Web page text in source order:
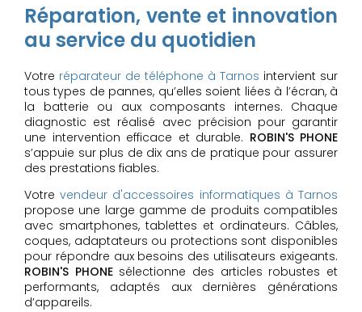
Réparation, vente et innovation
au service du quotidien
Votre réparateur de téléphone à Tarnos intervient sur
tous types de pannes, qu’elles soient liées à l’écran, à
la batterie ou aux composants internes. Chaque
diagnostic est réalisé avec précision pour garantir
une intervention efficace et durable. ROBIN'S PHONE
s’appuie sur plus de dix ans de pratique pour assurer
des prestations fiables.
Votrevendeur d'accessoires informatiques à Tarnos
propose une large gamme de produits compatibles
avec smartphones, tablettes et ordinateurs. Câbles,
coques, adaptateurs ou protections sont disponibles
pour répondre aux besoins des utilisateurs exigeants.
ROBIN'S PHONEsélectionne des articles robustes et
performants, adaptés aux dernières générations
d’appareils.